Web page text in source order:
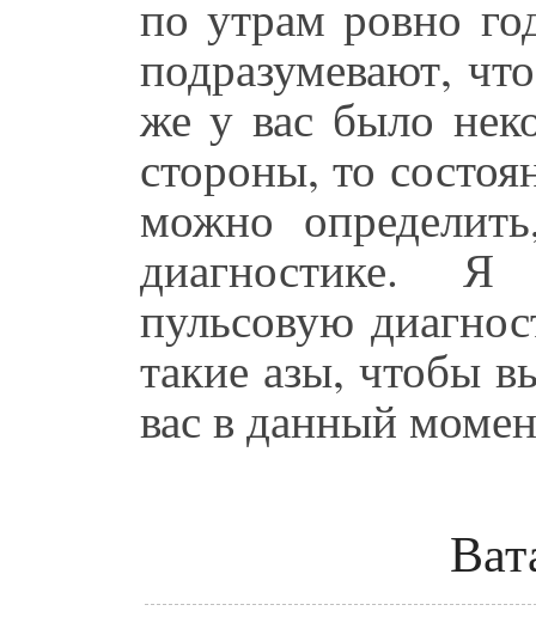
по утрам ровно
подразумевают,
же у вас было
стороны, то
можно
диагностике.
пульсовую
такие азы, чтобы
вас в данный